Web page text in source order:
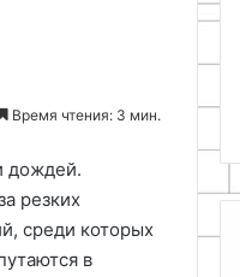
Время чтения: 3 мин.
дождей.
резких
среди которых
в